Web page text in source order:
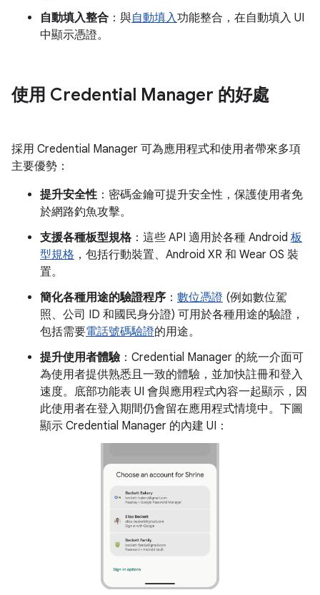
自動填入整合 ：與自動填入功能整合，在自動填入 UI
中顯示憑證。
使用 Credential Manager 的好處
採用 Credential Manager 可為應用程式和使用者帶來多項
主要優勢：
提升安全性：密碼金鑰可提升安全性，保護使用者免
於網路釣魚攻擊。
支援各種板型規格 ：這些 API 適用於各種 Android 板
型規格 ，包括行動裝置、Android XR 和 Wear OS 裝
置。
簡化各種用途的驗證程序 ： 數位憑證 (例如數位駕
照、公司 ID 和國民身分證) 可用於各種用途的驗證，
包括需要電話號碼驗證的用途。
提升使用者體驗：Credential Manager 的統一介面可
為使用者提供熟悉且一致的體驗，並加快註冊和登入
速度。底部功能表 UI 會與應用程式內容一起顯示，因
此使用者在登入期間仍會留在應用程式情境中。下圖
顯示 Credential Manager 的內建 UI：